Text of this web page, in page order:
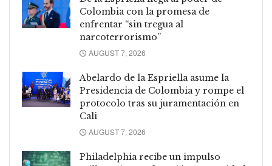
Colombia con la promesa de
enfrentar “sin tregua al
narcoterrorismo”
AUGUST 7, 2026
Abelardo de la Espriella asume la
Presidencia de Colombia y rompe el
protocolo tras su juramentación en
Cali
AUGUST 7, 2026
Philadelphia recibe un impulso